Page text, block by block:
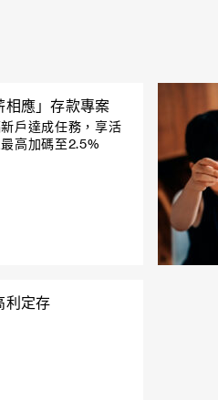
相應」存款專案
戶達成任務，享活
高加碼至2.5%
利定存